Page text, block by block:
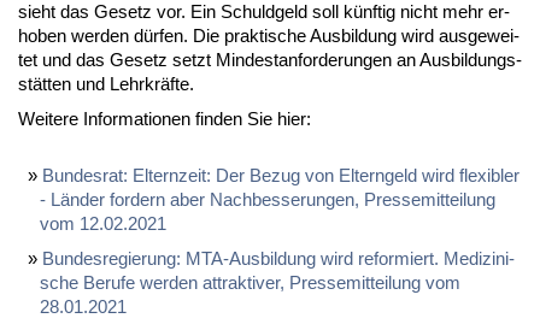
sieht das Ge­setz vor. Ein Schuld­geld soll künf­tig nicht mehr er­
ho­ben wer­den dür­fen. Die prak­ti­sche Aus­bil­dung wird aus­ge­wei­
tet und das Ge­setz setzt Min­dest­an­for­de­run­gen an Aus­bil­dungs­
stät­ten und Lehr­kräf­te.
Wei­te­re In­for­ma­tio­nen fin­den Sie hier:
Bun­des­rat: El­tern­zeit: Der Be­zug von El­tern­geld wird fle­xi­bler
- Län­der for­dern aber Nach­bes­se­run­gen, Pres­se­mit­tei­lung
vom 12.02.2021
Bun­des­re­gie­rung: MTA-Aus­bil­dung wird re­for­miert. Me­di­zi­ni­
sche Be­ru­fe wer­den at­trak­ti­ver, Pres­se­mit­tei­lung vom
28.01.2021